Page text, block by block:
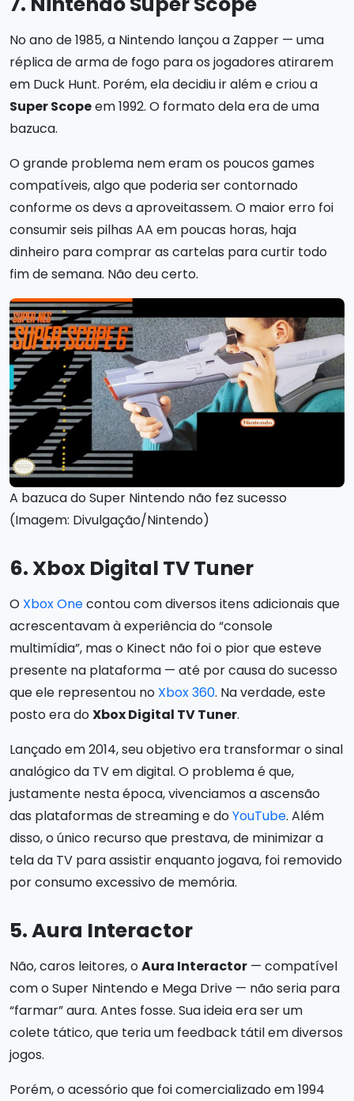
No ano de 1985, a Nintendo lançou a Zapper — uma
réplica de arma de fogo para os jogadores atirarem
em Duck Hunt. Porém, ela decidiu ir além e criou a
Super Scopeem 1992. O formato dela era de uma
bazuca.
O grande problema nem eram os poucos games
compatíveis, algo que poderia ser contornado
conforme os devs a aproveitassem. O maior erro foi
consumir seis pilhas AA em poucas horas, haja
dinheiro para comprar as cartelas para curtir todo
fim de semana. Não deu certo.
A bazuca do Super Nintendo não fez sucesso
(Imagem: Divulgação/Nintendo)
6. Xbox Digital TV Tuner
O Xbox Onecontou com diversos itens adicionais que
acrescentavam à experiência do “console
multimídia”, mas o Kinect não foi o pior que esteve
presente na plataforma — até por causa do sucesso
que ele representou no Xbox 360. Na verdade, este
posto era doXbox Digital TV Tuner.
Lançado em 2014, seu objetivo era transformar o sinal
analógico da TV em digital. O problema é que,
justamente nesta época, vivenciamos a ascensão
das plataformas de streaming e doYouTube. Além
disso, o único recurso que prestava, de minimizar a
tela da TV para assistir enquanto jogava, foi removido
por consumo excessivo de memória.
5. Aura Interactor
Não, caros leitores, oAura Interactor — compatível
com o Super Nintendo e Mega Drive — não seria para
“farmar” aura. Antes fosse. Sua ideia era ser um
colete tático, que teria um feedback tátil em diversos
jogos.
Porém, o acessório que foi comercializado em 1994